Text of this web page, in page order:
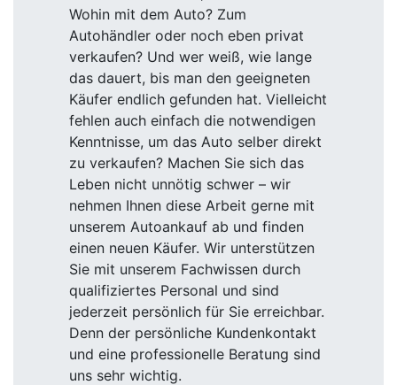
Wohin mit dem Auto? Zum
Autohändler oder noch eben privat
verkaufen? Und wer weiß, wie lange
das dauert, bis man den geeigneten
Käufer endlich gefunden hat. Vielleicht
fehlen auch einfach die notwendigen
Kenntnisse, um das Auto selber direkt
zu verkaufen? Machen Sie sich das
Leben nicht unnötig schwer – wir
nehmen Ihnen diese Arbeit gerne mit
unserem Autoankauf ab und finden
einen neuen Käufer. Wir unterstützen
Sie mit unserem Fachwissen durch
qualifiziertes Personal und sind
jederzeit persönlich für Sie erreichbar.
Denn der persönliche Kundenkontakt
und eine professionelle Beratung sind
uns sehr wichtig.